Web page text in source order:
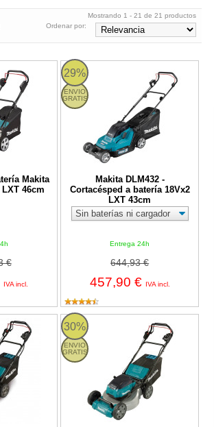
Mostrando 1 - 21 de 21 productos
Ordenar por:
Makita
LXT 46cm
€
IVA incl.
29%
ENVIO
GRATIS
Makita DLM432 -
Cortacésped a batería 18Vx2
LXT 43cm
Entrega 24h
644,93 €
457,90 € IVA incl.
Makita DLM432 - Cortacésped a
Cortacésped a batería BL 40Vmáx Conexión
30%
ENVIO
GRATIS
DLM462Z Makita